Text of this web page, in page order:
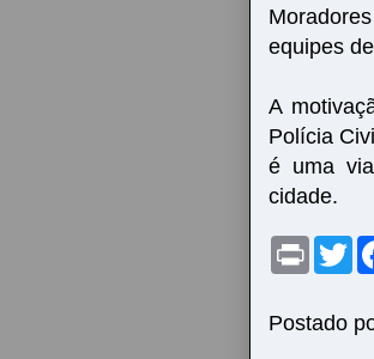
equipes
A
Polícia
é uma
cidade.
P
t
T
w
t
e
Postado